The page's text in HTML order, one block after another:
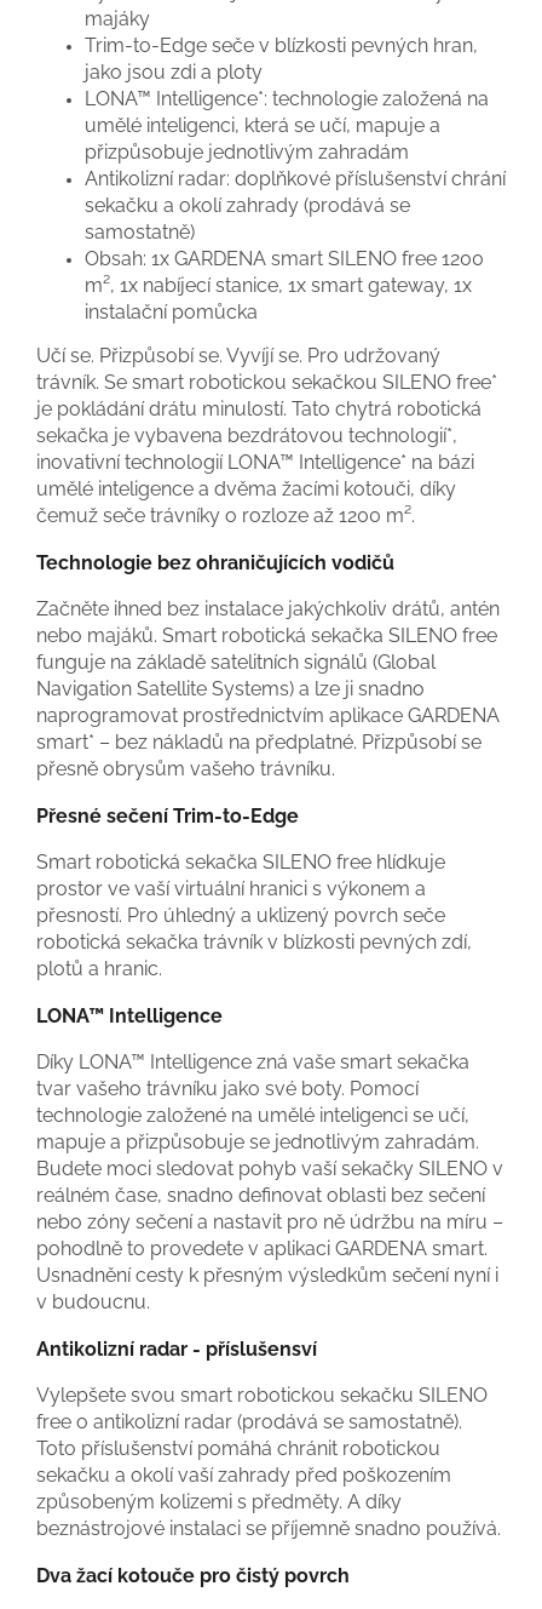
majáky
Trim-to-Edge seče v blízkosti pevných hran,
jako jsou zdi a ploty
LONA™ Intelligence*: technologie založená na
umělé inteligenci, která se učí, mapuje a
přizpůsobuje jednotlivým zahradám
Antikolizní radar: doplňkové příslušenství chrání
sekačku a okolí zahrady (prodává se
samostatně)
Obsah: 1x GARDENA smart SILENO free 1200
m², 1x nabíjecí stanice, 1x smart gateway, 1x
instalační pomůcka
Učí se. Přizpůsobí se. Vyvíjí se. Pro udržovaný
trávník. Se smart robotickou sekačkou SILENO free*
je pokládání drátu minulostí. Tato chytrá robotická
sekačka je vybavena bezdrátovou technologií*,
inovativní technologií LONA™ Intelligence* na bázi
umělé inteligence a dvěma žacími kotouči, díky
čemuž seče trávníky o rozloze až 1200 m².
Technologie bez ohraničujících vodičů
Začněte ihned bez instalace jakýchkoliv drátů, antén
nebo majáků. Smart robotická sekačka SILENO free
funguje na základě satelitních signálů (Global
Navigation Satellite Systems) a lze ji snadno
naprogramovat prostřednictvím aplikace GARDENA
smart* – bez nákladů na předplatné. Přizpůsobí se
přesně obrysům vašeho trávníku.
Přesné sečení Trim-to-Edge
Smart robotická sekačka SILENO free hlídkuje
prostor ve vaší virtuální hranici s výkonem a
přesností. Pro úhledný a uklizený povrch seče
robotická sekačka trávník v blízkosti pevných zdí,
plotů a hranic.
LONA™ Intelligence
Díky LONA™ Intelligence zná vaše smart sekačka
tvar vašeho trávníku jako své boty. Pomocí
technologie založené na umělé inteligenci se učí,
mapuje a přizpůsobuje se jednotlivým zahradám.
Budete moci sledovat pohyb vaší sekačky SILENO v
reálném čase, snadno definovat oblasti bez sečení
nebo zóny sečení a nastavit pro ně údržbu na míru –
pohodlně to provedete v aplikaci GARDENA smart.
Usnadnění cesty k přesným výsledkům sečení nyní i
v budoucnu.
Antikolizní radar - příslušensví
Vylepšete svou smart robotickou sekačku SILENO
free o antikolizní radar (prodává se samostatně).
Toto příslušenství pomáhá chránit robotickou
sekačku a okolí vaší zahrady před poškozením
způsobeným kolizemi s předměty. A díky
beznástrojové instalaci se příjemně snadno používá.
Dva žací kotouče pro čistý povrch